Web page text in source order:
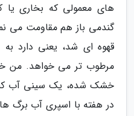
های معمولی که بخاری یا
گندمی باز هم مقاومت می
قهوه ای شد، یعنی دارد
مرطوب تر می خواهد. من
خشک شده، یک سینی آب
در هفته با اسپری آب برگ